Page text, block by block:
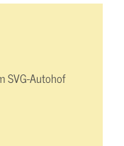
SVG-Autohof